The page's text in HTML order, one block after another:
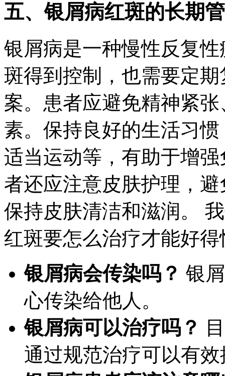
五、银屑病红斑的长期
银屑病是一种慢性反复
斑得到控制，也需要定
案。患者应避免精神紧
素。保持良好的生活习
适当运动等，有助于增
者还应注意皮肤护理，
保持皮肤清洁和滋润。
红斑要怎么治疗才能好
银屑病会传染吗？ 银
心传染给他人。
银屑病可以治疗吗？
通过规范治疗可以有